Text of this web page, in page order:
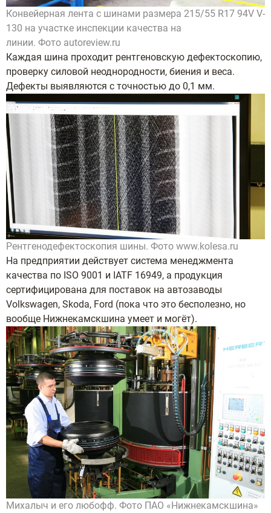
Конвейерная лента с шинами размера 215/55 R17 94V V-
130 на участке инспекции качества на
линии. Фото autoreview.ru
Каждая шина проходит рентгеновскую дефектоскопию,
проверку силовой неоднородности, биения и веса.
Дефекты выявляются с точностью до 0,1 мм.
Рентгенодефектоскопия шины. Фото www.kolesa.ru
На предприятии действует система менеджмента
качества по ISO 9001 и IATF 16949, а продукция
сертифицирована для поставок на автозаводы
Volkswagen, Skoda, Ford (пока что это бесполезно, но
вообще Нижнекамскшина умеет и могёт).
Михалыч и его любофф. Фото ПАО «Нижнекамскшина»